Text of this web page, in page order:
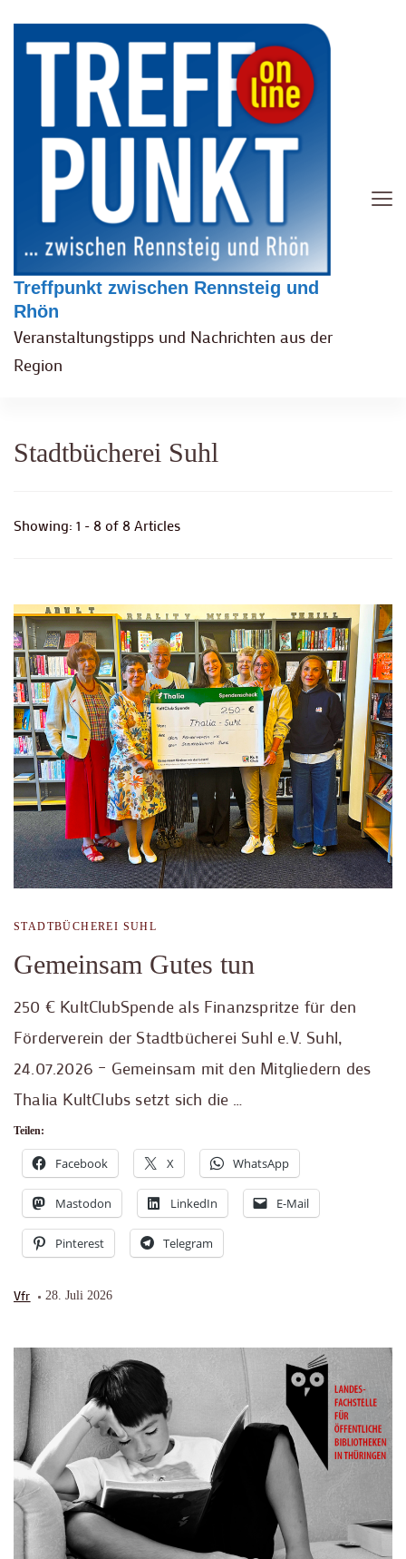
Treffpunkt zwischen Rennsteig und
Rhön
Veranstaltungstipps und Nachrichten aus der
Region
Stadtbücherei Suhl
Showing: 1 - 8 of 8 Articles
STADTBÜCHEREI SUHL
Gemeinsam Gutes tun
250 € KultClubSpende als Finanzspritze für den
Förderverein der Stadtbücherei Suhl e.V. Suhl,
24.07.2026 – Gemeinsam mit den Mitgliedern des
Thalia KultClubs setzt sich die …
Teilen:
Facebook X WhatsApp
Mastodon LinkedIn E-Mail
Pinterest Telegram
Vfr 28. Juli 2026